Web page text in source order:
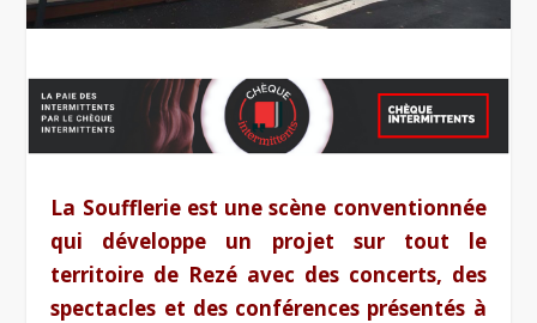
La Soufflerie est une scène conventionnée
qui développe un projet sur tout le
territoire de Rezé avec des concerts, des
spectacles et des conférences présentés à